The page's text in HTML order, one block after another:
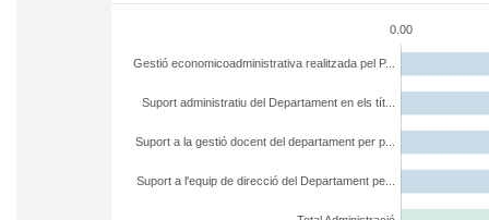
0.00
Suport a l'equip de direcció del Departament pe...
Suport a la gestió docent del departament per p...
Suport administratiu del Departament en els tít...
Gestió economicoadministrativa realitzada pel P...